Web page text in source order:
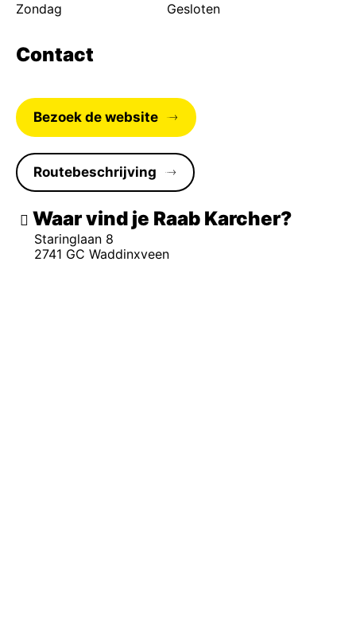
Zondag
Gesloten
Contact
Bezoek de website
Routebeschrijving
Waar vind je Raab Karcher
Staringlaan 8
2741 GC Waddinxveen